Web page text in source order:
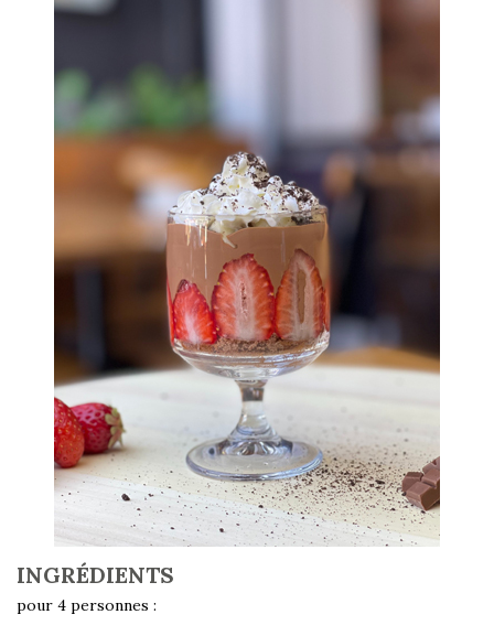
INGRÉDIENTS
pour 4 personnes :